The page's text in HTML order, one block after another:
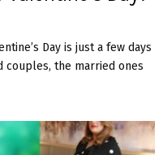
Day is just a few days
couples, the married ones